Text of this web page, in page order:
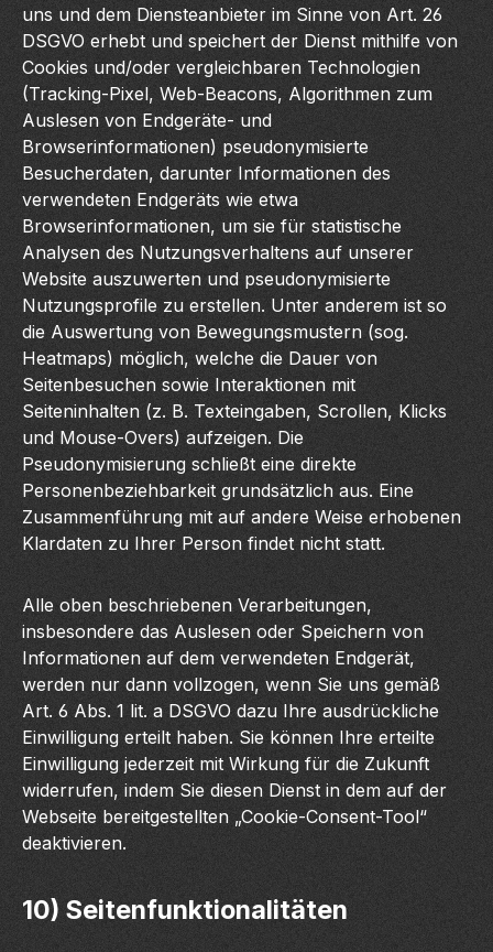
uns und dem Diensteanbieter im Sinne von Art. 26
DSGVO erhebt und speichert der Dienst mithilfe von
Cookies und/oder vergleichbaren Technologien
(Tracking-Pixel, Web-Beacons, Algorithmen zum
Auslesen von Endgeräte- und
Browserinformationen) pseudonymisierte
Besucherdaten, darunter Informationen des
verwendeten Endgeräts wie etwa
Browserinformationen, um sie für statistische
Analysen des Nutzungsverhaltens auf unserer
Website auszuwerten und pseudonymisierte
Nutzungsprofile zu erstellen. Unter anderem ist so
die Auswertung von Bewegungsmustern (sog.
Heatmaps) möglich, welche die Dauer von
Seitenbesuchen sowie Interaktionen mit
Seiteninhalten (z. B. Texteingaben, Scrollen, Klicks
und Mouse-Overs) aufzeigen. Die
Pseudonymisierung schließt eine direkte
Personenbeziehbarkeit grundsätzlich aus. Eine
Zusammenführung mit auf andere Weise erhobenen
Klardaten zu Ihrer Person findet nicht statt.
Alle oben beschriebenen Verarbeitungen,
insbesondere das Auslesen oder Speichern von
Informationen auf dem verwendeten Endgerät,
werden nur dann vollzogen, wenn Sie uns gemäß
Art. 6 Abs. 1 lit. a DSGVO dazu Ihre ausdrückliche
Einwilligung erteilt haben. Sie können Ihre erteilte
Einwilligung jederzeit mit Wirkung für die Zukunft
widerrufen, indem Sie diesen Dienst in dem auf der
Webseite bereitgestellten „Cookie-Consent-Tool“
deaktivieren.
10) Seitenfunktionalitäten